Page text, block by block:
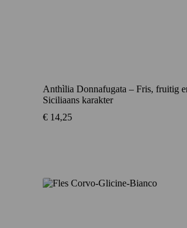
Anthìlia Donnafugata – Fris, fruitig
Siciliaans karakter
€ 14,25